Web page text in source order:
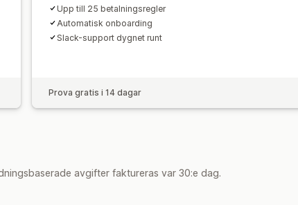
Upp till 25 betalningsregler
Automatisk onboarding
Slack-support dygnet runt
Prova gratis i 14 dagar
avgifter faktureras var 30:e dag.